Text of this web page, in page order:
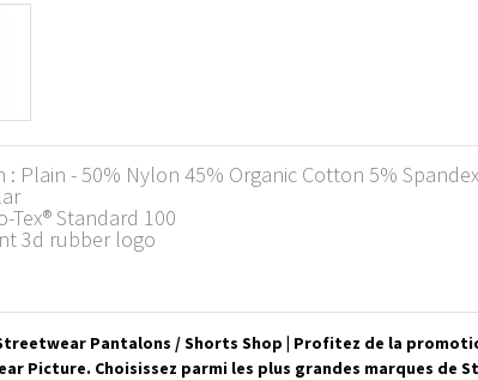
: Plain - 50% Nylon 45% Organic Cotton 5% Spandex
Tex® Standard 100
3d rubber logo
Pantalons / Shorts Shop | Profitez de la
Picture. Choisissez parmi les plus grandes marques